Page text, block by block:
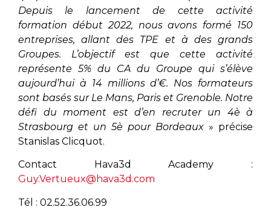
Depuis le lancement de cette activité
formation début 2022, nous avons formé 150
entreprises, allant des TPE et à des grands
Groupes. L’objectif est que cette activité
représente 5% du CA du Groupe qui s’élève
aujourd’hui à 14 millions d’€. Nos formateurs
sont basés sur Le Mans, Paris et Grenoble. Notre
défi du moment est d’en recruter un 4è à
Strasbourg et un 5è pour Bordeaux » précise
Stanislas Clicquot.
Contact Hava3d Academy :
Guy.Vertueux@hava3d.com
Tél : 02.52.36.06.99